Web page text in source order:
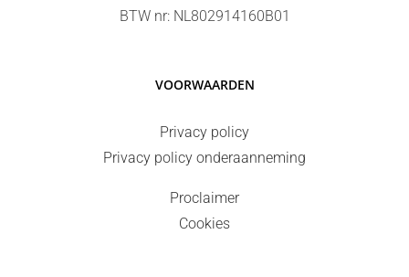
BTW nr: NL802914160B01
VOORWAARDEN
Privacy policy
Privacy policy onderaanneming
Proclaimer
Cookies